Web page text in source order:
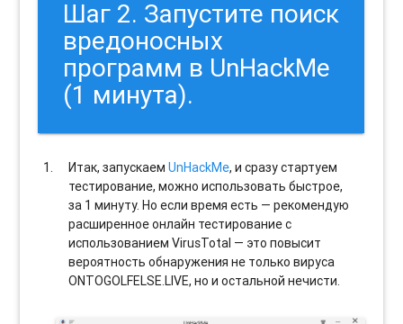
Шаг 2. Запустите поиск
вредоносных
программ в UnHackMe
(1 минута).
Итак, запускаемUnHackMe, и сразу стартуем
тестирование, можно использовать быстрое,
за 1 минуту. Но если время есть — рекомендую
расширенное онлайн тестирование с
использованием VirusTotal — это повысит
вероятность обнаружения не только вируса
ONTOGOLFELSE.LIVE, но и остальной нечисти.